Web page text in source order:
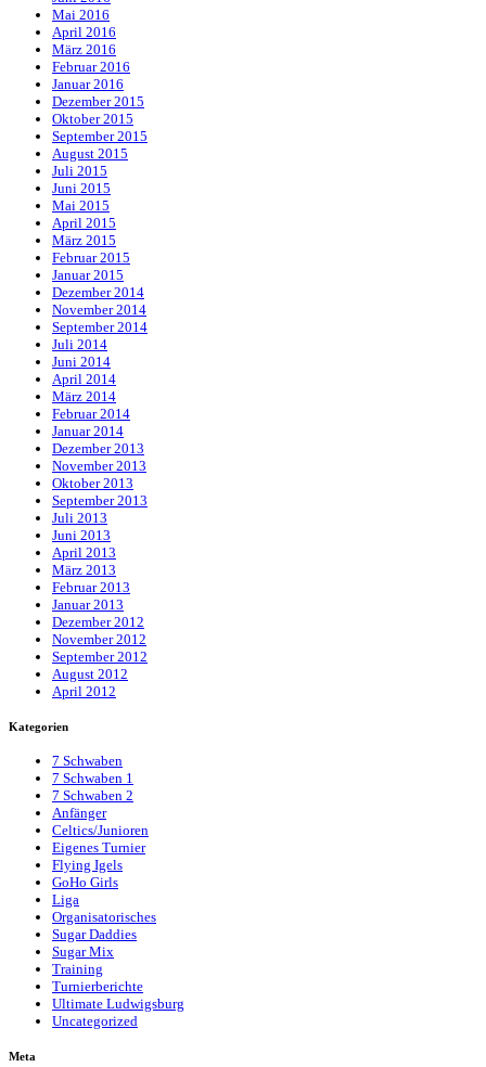
Mai 2016
April 2016
März 2016
Februar 2016
Januar 2016
Dezember 2015
Oktober 2015
September 2015
August 2015
Juli 2015
Juni 2015
Mai 2015
April 2015
März 2015
Februar 2015
Januar 2015
Dezember 2014
November 2014
September 2014
Juli 2014
Juni 2014
April 2014
März 2014
Februar 2014
Januar 2014
Dezember 2013
November 2013
Oktober 2013
September 2013
Juli 2013
Juni 2013
April 2013
März 2013
Februar 2013
Januar 2013
Dezember 2012
November 2012
September 2012
August 2012
April 2012
Kategorien
7 Schwaben
7 Schwaben 1
7 Schwaben 2
Anfänger
Celtics/Junioren
Eigenes Turnier
Flying Igels
GoHo Girls
Liga
Organisatorisches
Sugar Daddies
Sugar Mix
Training
Turnierberichte
Ultimate Ludwigsburg
Uncategorized
Meta